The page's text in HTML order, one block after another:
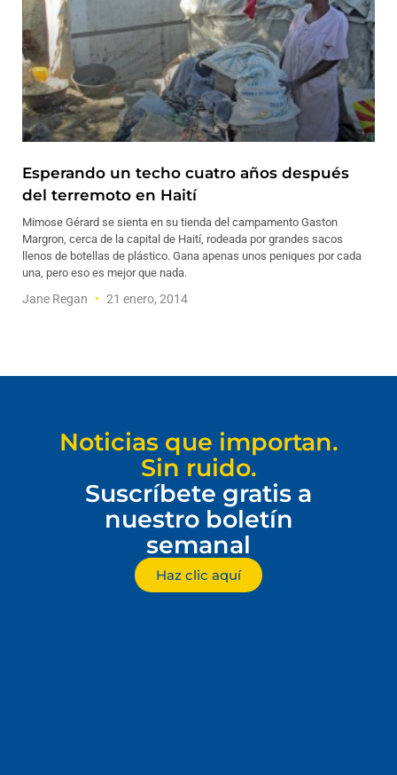
Esperando un techo cuatro años después
del terremoto en Haití
Mimose Gérard se sienta en su tienda del campamento Gaston
Margron, cerca de la capital de Haití, rodeada por grandes sacos
llenos de botellas de plástico. Gana apenas unos peniques por cada
una, pero eso es mejor que nada.
Jane Regan 21 enero, 2014
Noticias que importan.
Sin ruido.
Suscríbete gratis a
nuestro boletín
semanal
Haz clic aquí